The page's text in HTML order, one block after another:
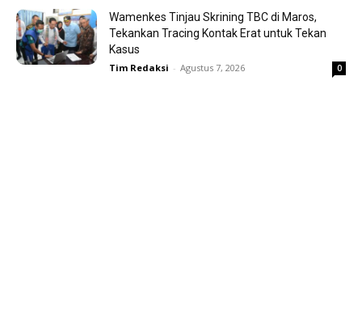
Wamenkes Tinjau Skrining TBC di Maros,
Tekankan Tracing Kontak Erat untuk Tekan
Kasus
Tim Redaksi - Agustus 7, 2026 0